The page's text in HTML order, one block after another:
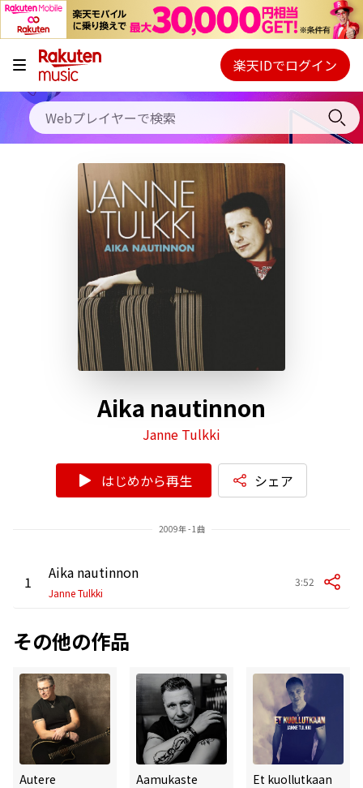
キャンペーン
料金プラン
使い方
初回30日間無料お試し
Webプレイヤー
ご契約内容の確認・変更
楽天IDでログイン
Aika nautinnon
Janne Tulkki
はじめから再生 シェア
2009年 - 1曲
1 Aika nautinnon
Janne Tulkki
3:52
その他の作品
Autere
Aamukaste
Et kuollutkaan